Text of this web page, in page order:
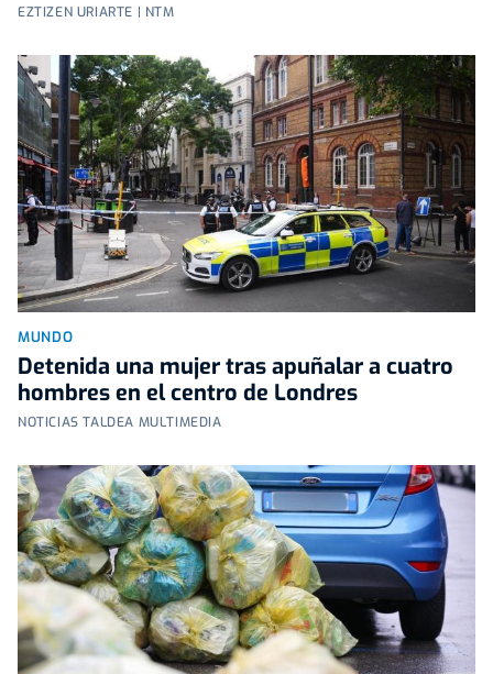
EZTIZEN URIARTE | NTM
MUNDO
Detenida una mujer tras apuñalar a cuatro
hombres en el centro de Londres
NOTICIAS TALDEA MULTIMEDIA